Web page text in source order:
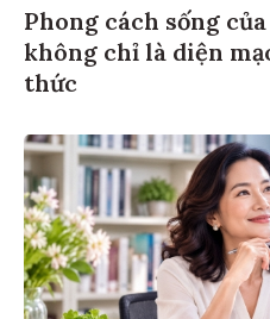
Phong cách sống
không chỉ là diện
thức